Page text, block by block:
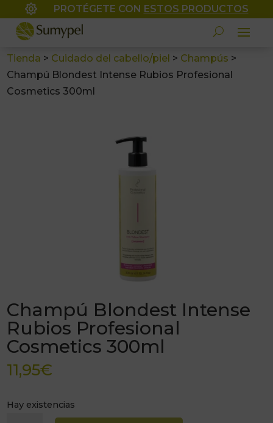
 PROTÉGETE CON ESTOS PRODUCTOS
Tienda > Cuidado del cabello/piel > Champús >
Champú Blondest Intense Rubios Profesional
Cosmetics 300ml
Champú Blondest Intense
Rubios Profesional
Cosmetics 300ml
11,95€
Hay existencias